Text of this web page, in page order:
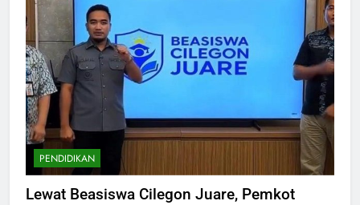
PENDIDIKAN
Lewat Beasiswa Cilegon Juare, Pemkot